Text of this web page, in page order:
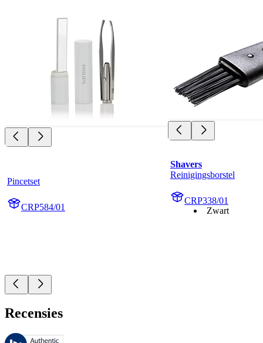
Pincetset
CRP584/01
Shavers
Reinigingsborstel
CRP338/01
Zwart
Recensies
Deze beoordelingen worden beheerd door Bazaarvoice en voldoen